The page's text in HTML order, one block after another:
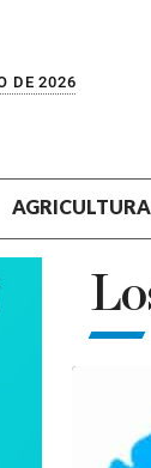
DE 2026
AGRICULTURA